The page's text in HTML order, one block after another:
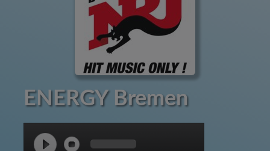
ENERGY Bremen